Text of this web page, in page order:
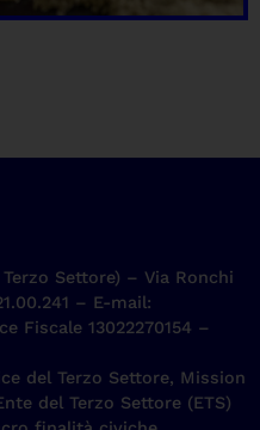
Settore) – Via Ronchi
– E-mail:
Fiscale 13022270154 –
del Terzo Settore, Mission
del Terzo Settore (ETS)